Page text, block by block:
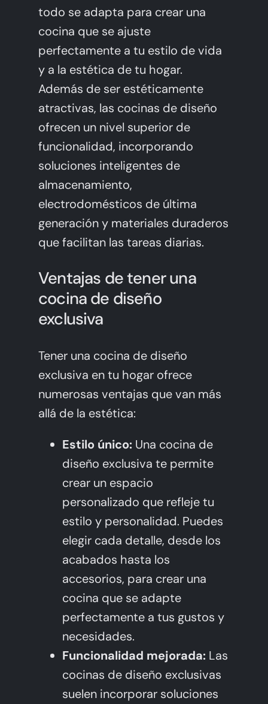
todo se adapta para crear una
cocina que se ajuste
perfectamente a tu estilo de vida
y a la estética de tu hogar.
Además de ser estéticamente
atractivas, las cocinas de diseño
ofrecen un nivel superior de
funcionalidad, incorporando
soluciones inteligentes de
almacenamiento,
electrodomésticos de última
generación y materiales duraderos
que facilitan las tareas diarias.
Ventajas de tener una
cocina de diseño
exclusiva
Tener una cocina de diseño
exclusiva en tu hogar ofrece
numerosas ventajas que van más
allá de la estética:
Estilo único:Una cocina de
diseño exclusiva te permite
crear un espacio
personalizado que refleje tu
estilo y personalidad. Puedes
elegir cada detalle, desde los
acabados hasta los
accesorios, para crear una
cocina que se adapte
perfectamente a tus gustos y
necesidades.
Funcionalidad mejorada:Las
cocinas de diseño exclusivas
suelen incorporar soluciones